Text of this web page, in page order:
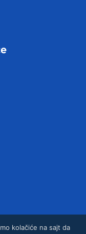
kolačiće na sajt da